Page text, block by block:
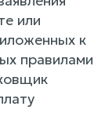
или
к
правилами